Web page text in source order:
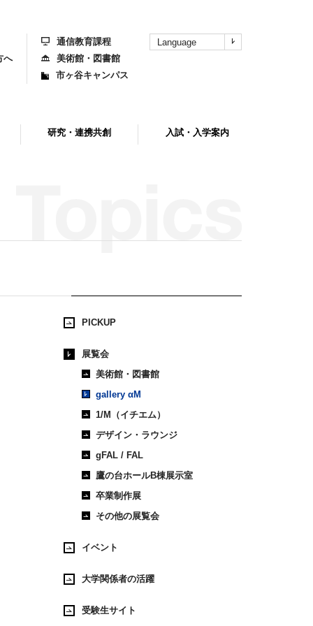
Language
通信教育課程
美術館・図書館
市ヶ谷キャンパス
へ
研究・連携共創 入試・入学案内
PICKUP
展覧会
美術館・図書館
gallery αM
1/M（イチエム）
デザイン・ラウンジ
gFAL / FAL
鷹の台ホールB棟展示室
卒業制作展
その他の展覧会
イベント
大学関係者の活躍
受験生サイト